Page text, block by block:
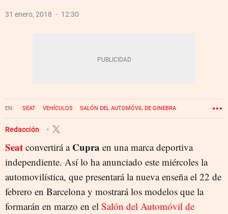
31 enero, 2018 12:30
SEAT VEHÍCULOS SALÓN DEL AUTOMÓVIL DE GINEBRA
Redacción
Seat convertirá a Cupra en una marca deportiva
independiente. Así lo ha anunciado este miércoles la
automovilística, que presentará la nueva enseña el 22 de
febrero en Barcelona y mostrará los modelos que la
formarán en marzo en el Salón del Automóvil de